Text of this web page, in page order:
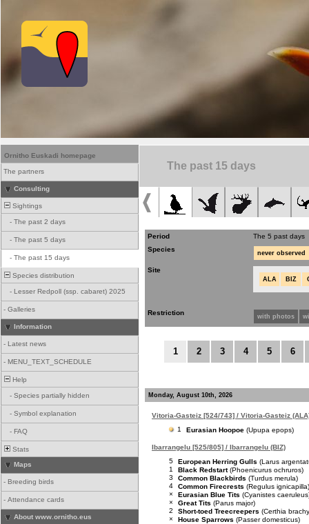
Ornitho Euskadi homepage
The partners
Consulting
Sightings
- The past 2 days
- The past 5 days
- The past 15 days
Species distribution
- Lesser Redpoll (ssp. cabaret) 2025
- Galleries
Information
- Latest news
- MENU_TEXT_SCHEDULE
Help
- Species partially hidden
- Symbol explanation
- FAQ
Stats
Maps
- Breeding birds
- Attendance cards
About www.ornitho.eus
The past 15 days
Period
The 5 past days
Species
never observed
Site
ALA BIZ
Restriction with photos
1 2 3 4 5 6
Monday, August 10th, 2026
Vitoria-Gasteiz [524/743] / Vitoria-Gasteiz
1
Eurasian Hoopoe (Upupa epops)
Ibarrangelu [525/805] / Ibarrangelu (BIZ)
5
European Herring Gulls (Larus
1
Black Redstart (Phoenicurus ochruros)
3
Common Blackbirds (Turdus merula)
4
Common Firecrests (Regulus ignicapilla)
×
Eurasian Blue Tits (Cyanistes
×
Great Tits (Parus major)
2
Short-toed Treecreepers (Certhia
×
House Sparrows (Passer domesticus)